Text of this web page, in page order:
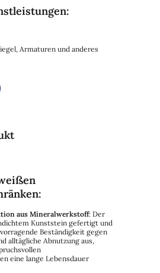
Armaturen und anderes
aus Mineralwerkstoff: Der
Kunststein gefertigt und
Beständigkeit gegen
alltägliche Abnutzung aus,
eine lange Lebensdauer